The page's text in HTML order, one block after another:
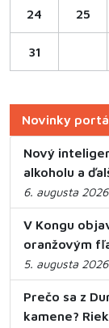
24 25
31
Novinky
Nový
alkoholu a
6. augusta 2026
V Kongu
oranžovým
5. augusta 2026
Prečo sa z
kamene?